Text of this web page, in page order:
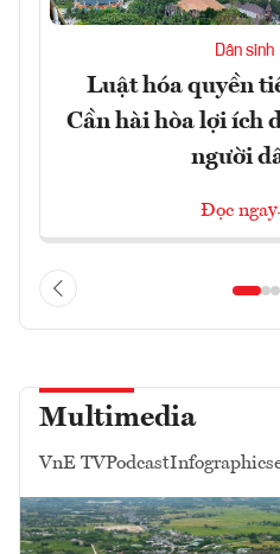
Dân sinh
Luật hóa quyền
Cần hài hòa lợi ích
người
Đọc ngay
Multimedia
VnE TVPodcastInfographics